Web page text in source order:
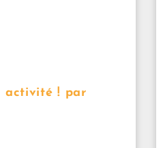
activité ! par